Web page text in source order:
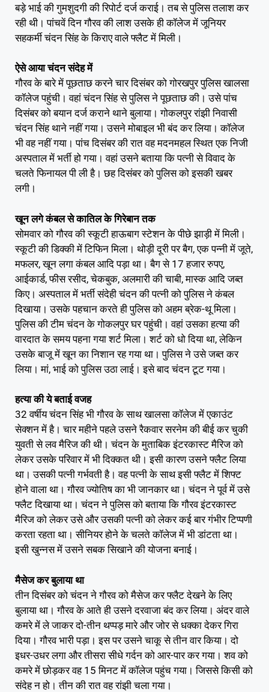
बड़े भाई की गुमशुदगी की रिपोर्ट दर्ज कराई। तब से पुलिस तलाश कर
रही थी। पांचवें दिन गौरव की लाश उसके ही कॉलेज में जूनियर
सहकर्मी चंदन सिंह के किराए वाले फ्लैट में मिली।
ऐसे आया चंदन संदेह में
गौरव के बारे में पूछताछ करने चार दिसंबर को गोरखपुर पुलिस खालसा
कॉलेज पहुंची। वहां चंदन सिंह से पुलिस ने पूछताछ की। उसे पांच
दिसंबर को बयान दर्ज कराने थाने बुलाया। गोकलपुर रांझी निवासी
चंदन सिंह थाने नहीं गया। उसने मोबाइल भी बंद कर लिया। कॉलेज
भी वह नहीं गया। पांच दिसंबर की रात वह मदनमहल स्थित एक निजी
अस्पताल में भर्ती हो गया। वहां उसने बताया कि पत्नी से विवाद के
चलते फिनायल पी ली है। छह दिसंबर को पुलिस को इसकी खबर
लगी।
खून लगे कंबल से कातिल के गिरेबान तक
सोमवार को गौरव की स्कूटी हाऊबाग स्टेशन के पीछे झाड़ी में मिली।
स्कूटी की डिक्की में टिफिन मिला। थोड़ी दूरी पर बैग, एक पन्नी में जूते,
मफलर, खून लगा कंबल आदि पड़ा था। बैग से 17 हजार रुपए,
आईकार्ड, फीस रसीद, चेकबुक, अलमारी की चाबी, मास्क आदि जब्त
किए। अस्पताल में भर्ती संदेही चंदन की पत्नी को पुलिस ने कंबल
दिखाया। उसके पहचान करते ही पुलिस को अहम ब्रेक-थू मिला।
पुलिस की टीम चंदन के गोकलपुर घर पहुंची। वहां उसका हत्या की
वारदात के समय पहना गया शर्ट मिला। शर्ट को धो दिया था, लेकिन
उसके बाजू में खून का निशान रह गया था। पुलिस ने उसे जब्त कर
लिया। मां, भाई को पुलिस उठा लाई। इसे बाद चंदन टूट गया।
हत्या की ये बताई वजह
32 वर्षीय चंदन सिंह भी गौरव के साथ खालसा कॉलेज में एकाउंट
सेक्शन में है। चार महीने पहले उसने रैकवार सरनेम की बीई कर चुकी
युवती से लव मैरिज की थी। चंदन के मुताबिक इंटरकास्ट मैरिज को
लेकर उसके परिवार में भी दिक्कत थी। इसी कारण उसने फ्लैट लिया
था। उसकी पत्नी गर्भवती है। वह पत्नी के साथ इसी फ्लैट में शिफ्ट
होने वाला था। गौरव ज्योतिष का भी जानकार था। चंदन ने पूर्व में उसे
फ्लैट दिखाया था। चंदन ने पुलिस को बताया कि गौरव इंटरकास्ट
मैरिज को लेकर उसे और उसकी पत्नी को लेकर कई बार गंभीर टिप्पणी
करता रहता था। सीनियर होने के चलते कॉलेज में भी डांटता था।
इसी खुन्नस में उसने सबक सिखाने की योजना बनाई।
मैसेज कर बुलाया था
तीन दिसंबर को चंदन ने गौरव को मैसेज कर फ्लैट देखने के लिए
बुलाया था। गौरव के आते ही उसने दरवाजा बंद कर लिया। अंदर वाले
कमरे में ले जाकर दो-तीन थप्पड़ मारे और जोर से धक्का देकर गिरा
दिया। गौरव भारी पड़ा। इस पर उसने चाकू से तीन वार किया। दो
इधर-उधर लगा और तीसरा सीधे गर्दन को आर-पार कर गया। शव को
कमरे में छोड़कर वह 15 मिनट में कॉलेज पहुंच गया। जिससे किसी को
संदेह न हो। तीन की रात वह रांझी चला गया।